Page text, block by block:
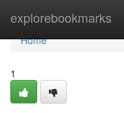
explorebookmarks
Home
Home
1